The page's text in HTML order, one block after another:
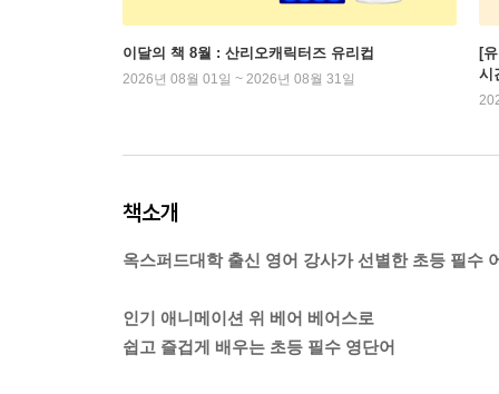
이달의 책 8월 : 산리오캐릭터즈 유리컵
2026년 08월 01일 ~ 2026년 08월 31일
[
시
책소개
옥스퍼드대학 출신 영어 강사가 선별한 초등 필수
인기 애니메이션 위 베어 베어스로
쉽고 즐겁게 배우는 초등 필수 영단어